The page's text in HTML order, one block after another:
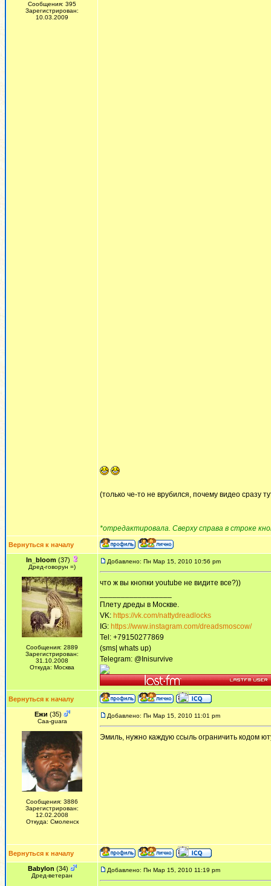
Сообщения: 395
Зарегистрирован:
10.03.2009
(только че-то не врубился, почему видео сразу
*отредактировала. Сверху справа в строке
Вернуться к началу
In_bloom(37)
Дред-говорун =)
Сообщения: 2889
Зарегистрирован:
31.10.2008
Откуда: Москва
Добавлено: Пн Мар 15, 2010 10:56 pm
что ж вы кнопки youtube не видите все?))
Плету дреды в Москве.
VK: https://vk.com/nattydreadlocks
IG: https://www.instagram.com/dreadsmoscow/
Tel: +79150277869
(sms| whats up)
Telegram: @Inisurvive
Вернуться к началу
Ежи (35)
Сaa-guara
Сообщения: 3886
Зарегистрирован:
12.02.2008
Откуда: Смоленск
Добавлено: Пн Мар 15, 2010 11:01 pm
Эмиль, нужно каждую ссыль ограничить кодом
Вернуться к началу
Babylon (34)
Дред-ветеран
Добавлено: Пн Мар 15, 2010 11:19 pm